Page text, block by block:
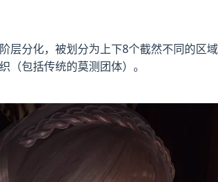
分化，被划分为上下8个截然不同的区
包括传统的莫测团体）。